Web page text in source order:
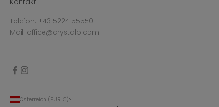
Kontakt
Telefon: +43 5224 55550
Mail: office@crystalp.com
Österreich (EUR €)